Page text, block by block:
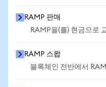
RAMP 판매
RAMP을(를) 현금으로
RAMP 스왑
블록체인 전반에서